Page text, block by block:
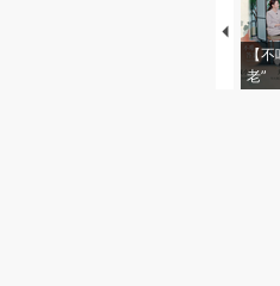
【不
老”